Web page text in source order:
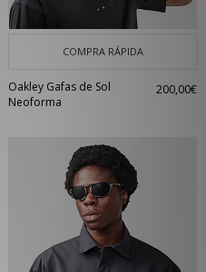
COMPRA RÁPIDA
Oakley Gafas de Sol
Neoforma
200,00€